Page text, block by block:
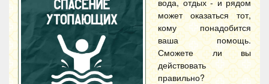
вода, отдых - и рядом
может оказаться тот,
кому понадобится
ваша помощь.
Сможете ли вы
действовать
правильно?